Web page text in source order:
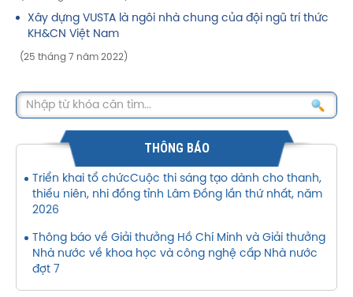
Xây dựng VUSTA là ngôi nhà chung của đội ngũ trí thức
KH&CN Việt Nam
(25 tháng 7 năm 2022)
THÔNG BÁO
Triển khai tổ chứcCuộc thi sáng tạo dành cho thanh,
thiếu niên, nhi đồng tỉnh Lâm Đồng lần thứ nhất, năm
2026
Thông báo về Giải thưởng Hồ Chí Minh và Giải thưởng
Nhà nước về khoa học và công nghệ cấp Nhà nước
đợt 7